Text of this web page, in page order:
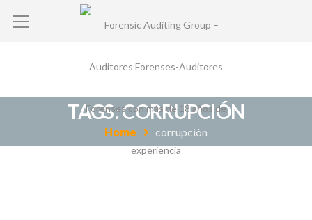
TAGS: CORRUPCIÓN
Home corrupción